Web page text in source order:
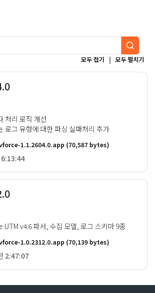
모두 접기 | 모두 펼치기
처리 로직 개선
로그 유형에 대한 파싱 실패처리 추가
1.1.2604.0.app (70,587 bytes)
6:13:44
UTM v4.6 파서, 수집 모델, 로그 스키마 9종
1.0.2312.0.app (70,139 bytes)
2:47:07